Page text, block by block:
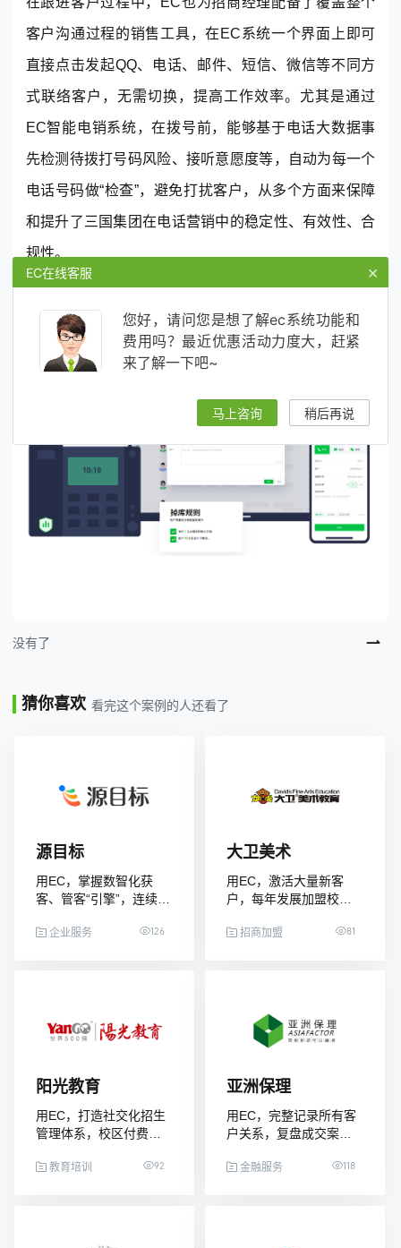
客户沟通过程的销售工具，在EC系统一个界面上即可
直接点击发起QQ、电话、邮件、短信、微信等不同方
式联络客户，无需切换，提高工作效率。尤其是通过
EC智能电销系统，在拨号前，能够基于电话大数据事
先检测待拨打号码风险、接听意愿度等，自动为每一个
电话号码做“检查”，避免打扰客户，从多个方面来保障
和提升了三国集团在电话营销中的稳定性、有效性、合
规性。
没有了
猜你喜欢 看完这个案例的人还看了
源目标
用EC，掌握数智化获
客、管客“引擎”，连续三
企业服务 126
大卫美术
用EC，激活大量新客
户，每年发展加盟校区
招商加盟 81
阳光教育
用EC，打造社交化招生
管理体系，校区付费增
教育培训 92
亚洲保理
用EC，完整记录所有客
户关系，复盘成交案
金融服务 118
EC在线客服
您好，请问您是想了解ec系统功能和
费用吗？最近优惠活动力度大，赶紧
来了解一下吧~
马上咨询 稍后再说
×